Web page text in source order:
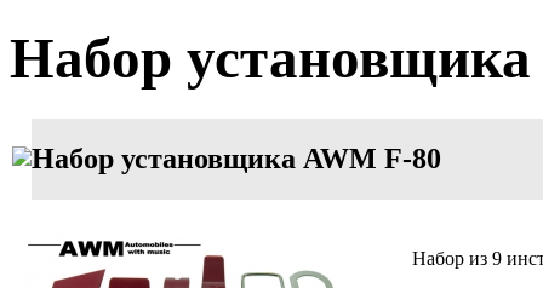
Набор
Набор установщика AWM F-80
Набор из 9